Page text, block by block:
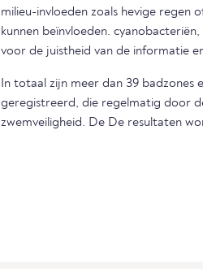
milieu-invloeden zoals hevige
kunnen beïnvloeden.
voor de juistheid van de informatie
In totaal zijn meer dan 39
geregistreerd, die regelmatig door
zwemveiligheid. De De resultaten